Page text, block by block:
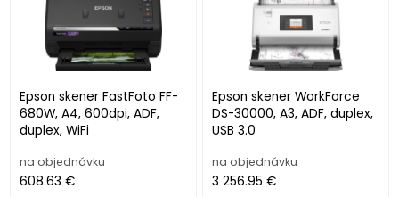
Epson skener FastFoto FF-
680W, A4, 600dpi, ADF,
duplex, WiFi
na objednávku
608.63 €
Epson skener WorkForce
DS-30000, A3, ADF, duplex,
USB 3.0
na objednávku
3 256.95 €